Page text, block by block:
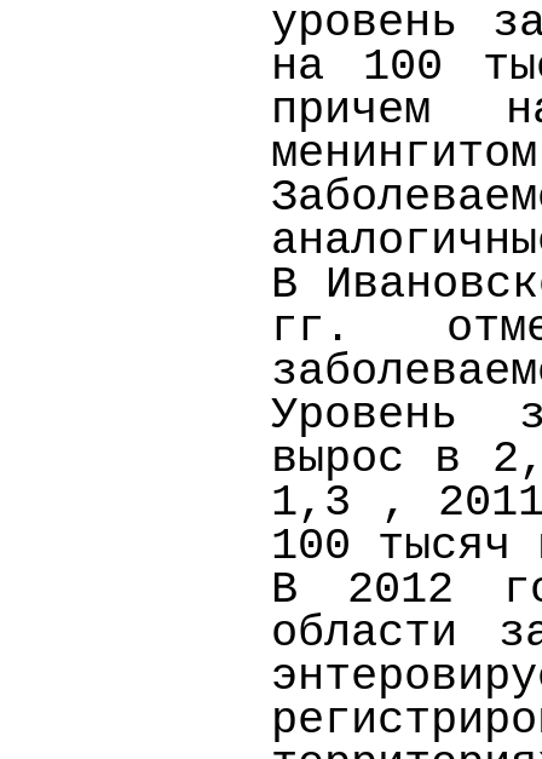
уровень
на 100
причем
В
гг.
Уровень
вырос в
1,3 ,
100 тысяч
В 2012
области